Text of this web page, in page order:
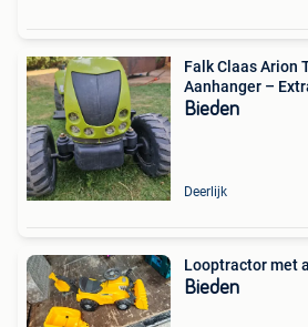
Falk Claas Arion
Aanhanger –
Bieden
Deerlijk
Looptractor met
Bieden